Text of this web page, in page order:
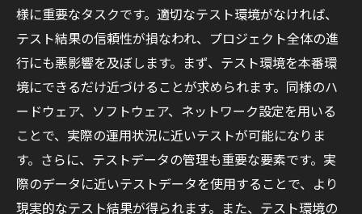
様に重要なタスクです。適切なテスト環境がなければ、
テスト結果の信頼性が損なわれ、プロジェクト全体の進
行にも悪影響を及ぼします。まず、テスト環境を本番環
境にできるだけ近づけることが求められます。同様のハ
ードウェア、ソフトウェア、ネットワーク設定を用いる
ことで、実際の運用状況に近いテストが可能になりま
す。さらに、テストデータの管理も重要な要素です。実
際のデータに近いテストデータを使用することで、より
現実的なテスト結果が得られます。また、テスト環境の